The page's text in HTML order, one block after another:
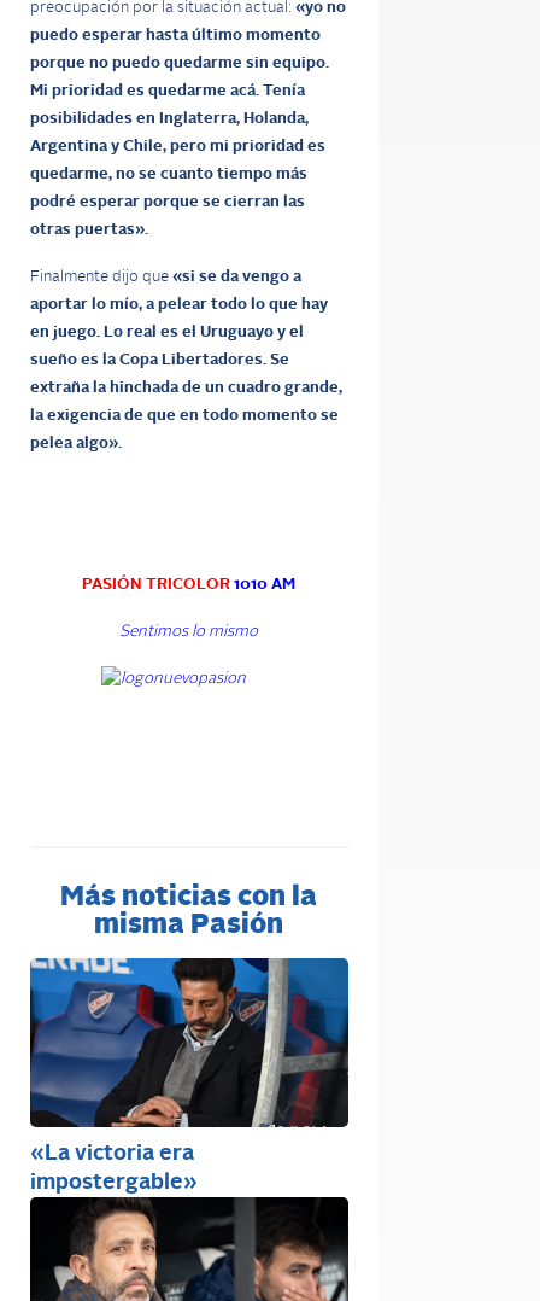
preocupación por la situación actual: «yo no
puedo esperar hasta último momento
porque no puedo quedarme sin equipo.
Mi prioridad es quedarme acá. Tenía
posibilidades en Inglaterra, Holanda,
Argentina y Chile, pero mi prioridad es
quedarme, no se cuanto tiempo más
podré esperar porque se cierran las
otras puertas».
Finalmente dijo que «si se da vengo a
aportar lo mío, a pelear todo lo que hay
en juego. Lo real es el Uruguayo y el
sueño es la Copa Libertadores. Se
extraña la hinchada de un cuadro grande,
la exigencia de que en todo momento se
pelea algo».
PASIÓN TRICOLOR 1010 AM
Sentimos lo mismo
Más noticias con la
misma Pasión
«La victoria era
impostergable»